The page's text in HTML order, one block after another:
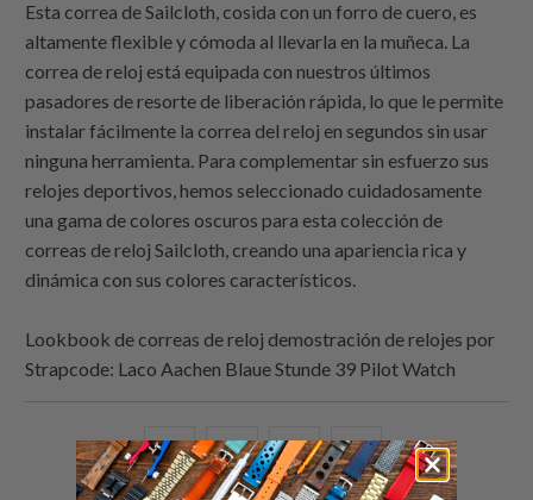
Esta correa de Sailcloth, cosida con un forro de cuero, es
altamente flexible y cómoda al llevarla en la muñeca. La
correa de reloj está equipada con nuestros últimos
pasadores de resorte de liberación rápida, lo que le permite
instalar fácilmente la correa del reloj en segundos sin usar
ninguna herramienta. Para complementar sin esfuerzo sus
relojes deportivos, hemos seleccionado cuidadosamente
una gama de colores oscuros para esta colección de
correas de reloj Sailcloth, creando una apariencia rica y
dinámica con sus colores característicos.
Lookbook de correas de reloj demostración de relojes por
Strapcode: Laco Aachen Blaue Stunde 39 Pilot Watch
Comparte
esto
Comparte
esto
Compartir
esto
Email
this